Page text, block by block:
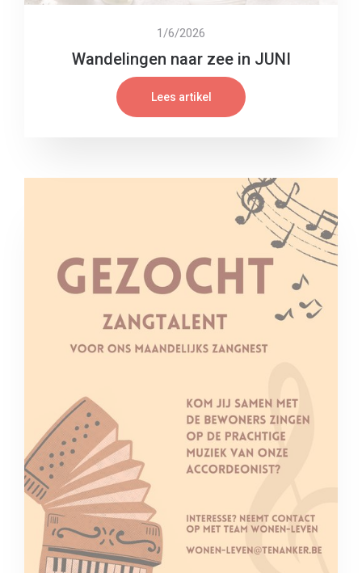
1/6/2026
Wandelingen naar zee in JUNI
Lees artikel